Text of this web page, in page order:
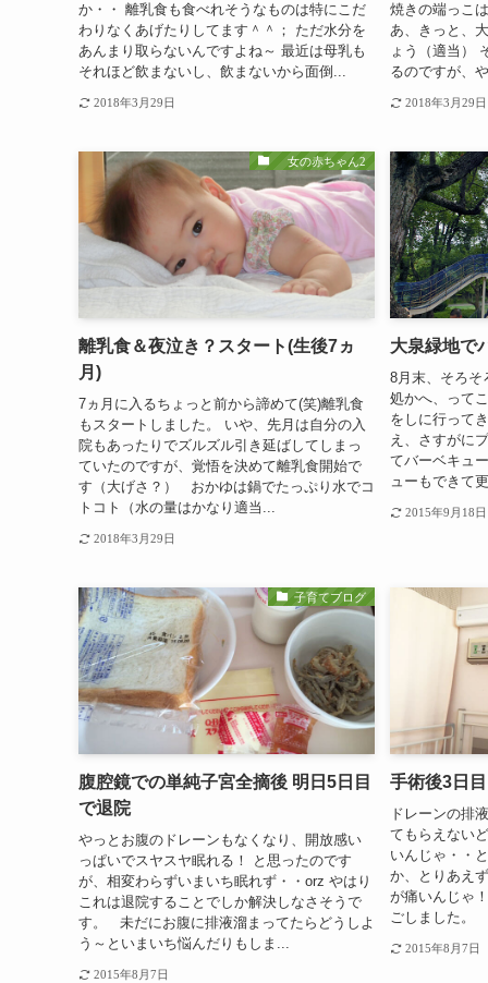
か・・ 離乳食も食べれそうなものは特にこだ
わりなくあげたりしてます＾＾； ただ水分を
あんまり取らないんですよね～ 最近は母乳も
それほど飲まないし、飲まないから面倒...
2018年3月29日
焼きの端っこ
あ、きっと、
ょう（適当）
るのですが、
2018年3月29日
女の赤ちゃん2
離乳食＆夜泣き？スタート(生後7ヵ
月)
7ヵ月に入るちょっと前から諦めて(笑)離乳食
もスタートしました。 いや、先月は自分の入
院もあったりでズルズル引き延ばしてしまっ
ていたのですが、覚悟を決めて離乳食開始で
す（大げさ？） おかゆは鍋でたっぷり水でコ
トコト（水の量はかなり適当...
2018年3月29日
大泉緑地で
8月末、そろそ
処かへ、って
をしに行って
え、さすがに
てバーベキュ
ューもできて
2015年9月18日
子育てブログ
腹腔鏡での単純子宮全摘後 明日5日目
で退院
やっとお腹のドレーンもなくなり、開放感い
っぱいでスヤスヤ眠れる！ と思ったのです
が、相変わらずいまいち眠れず・・orz やはり
これは退院することでしか解決しなさそうで
す。 未だにお腹に排液溜まってたらどうしよ
う～といまいち悩んだりもしま...
2015年8月7日
手術後3日
ドレーンの排
てもらえない
いんじゃ・・
か、とりあえ
が痛いんじゃ
ごしました。
2015年8月7日